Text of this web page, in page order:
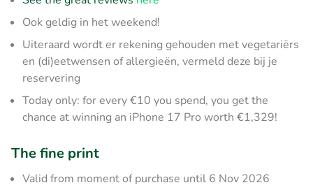
Ook geldig in het weekend!
Uiteraard wordt er rekening gehouden met vegetariërs
en (di)eetwensen of allergieën, vermeld deze bij je
reservering
Today only: for every €10 you spend, you get the
chance at winning an iPhone 17 Pro worth €1,329!
The fine print
Valid from moment of purchase until 6 Nov 2026